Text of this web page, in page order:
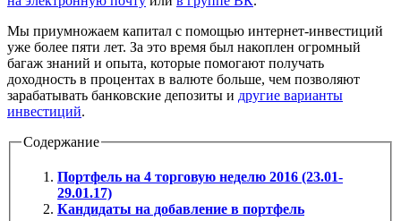
Мы приумножаем капитал с помощью интернет-инвестиций
уже более пяти лет. За это время был накоплен огромный
багаж знаний и опыта, которые помогают получать
доходность в процентах в валюте больше, чем позволяют
зарабатывать банковские депозиты и другие варианты
инвестиций.
Содержание
Портфель на 4 торговую неделю 2016 (23.01-
29.01.17)
Кандидаты на добавление в портфель